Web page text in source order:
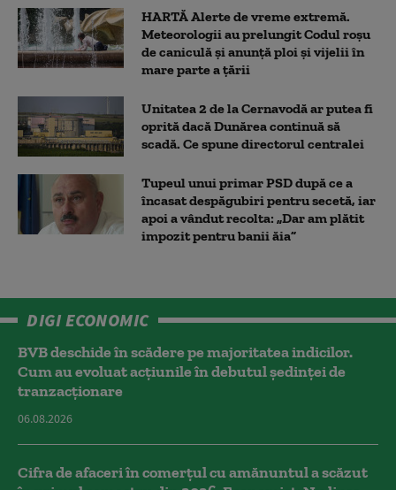
HARTĂ Alerte de vreme extremă.
Meteorologii au prelungit Codul roșu
de caniculă și anunță ploi și vijelii în
mare parte a țării
Unitatea 2 de la Cernavodă ar putea fi
oprită dacă Dunărea continuă să
scadă. Ce spune directorul centralei
Tupeul unui primar PSD după ce a
încasat despăgubiri pentru secetă, iar
apoi a vândut recolta: „Dar am plătit
impozit pentru banii ăia”
DIGI ECONOMIC
BVB deschide în scădere pe majoritatea indicilor.
Cum au evoluat acțiunile în debutul ședinței de
tranzacționare
06.08.2026
Cifra de afaceri în comerțul cu amănuntul a scăzut